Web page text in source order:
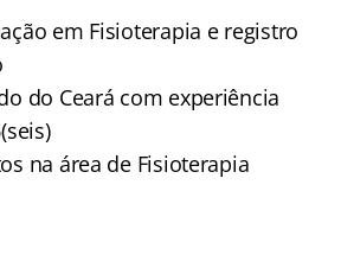
em Fisioterapia e registro
do Ceará com experiência
na área de Fisioterapia